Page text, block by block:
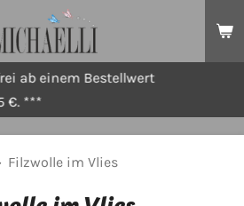
ab einem Bestellwert
€. ***
Filzwolle im Vlies